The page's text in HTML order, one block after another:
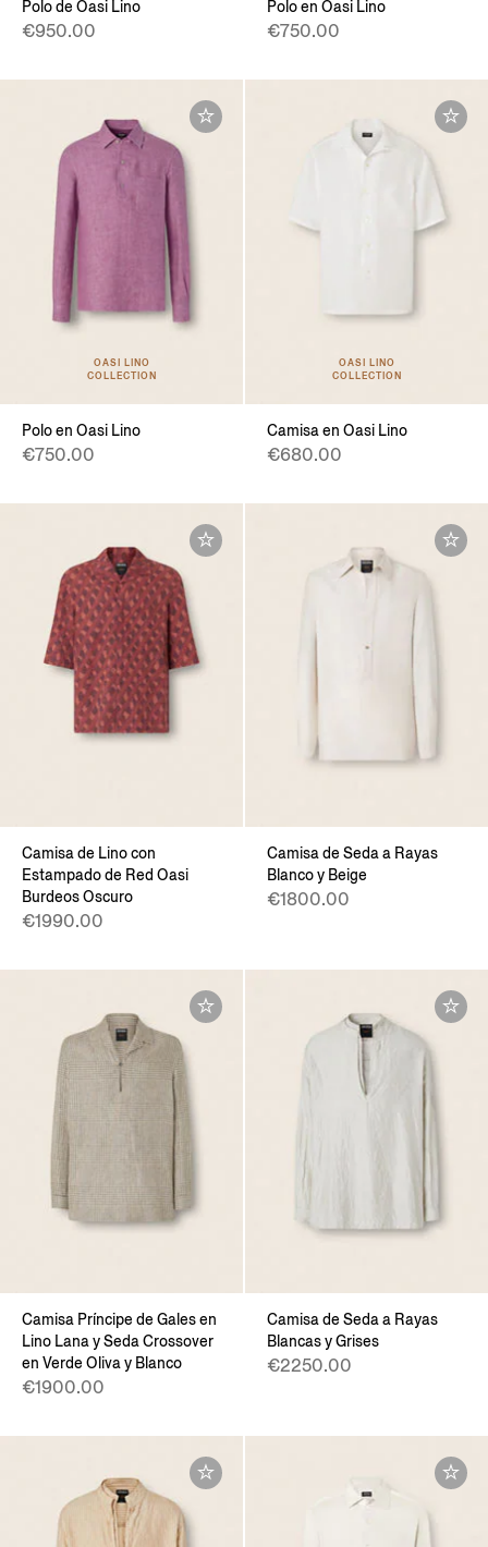
Polo de Oasi Lino
€950.00
Polo en Oasi Lino
€750.00
OASI LINO
COLLECTION
Polo en Oasi Lino
€750.00
OASI LINO
COLLECTION
Camisa en Oasi Lino
€680.00
Camisa de Lino con
Estampado de Red Oasi
Burdeos Oscuro
€1990.00
Camisa de Seda a Rayas
Blanco y Beige
€1800.00
Camisa Príncipe de Gales en
Lino Lana y Seda Crossover
en Verde Oliva y Blanco
€1900.00
Camisa de Seda a Rayas
Blancas y Grises
€2250.00